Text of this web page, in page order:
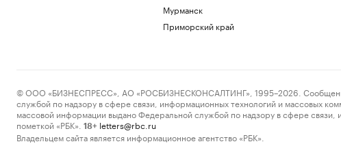
Мурманск
Приморский край
© ООО «БИЗНЕСПРЕСС», АО «РОСБИЗНЕСКОНСАЛТИНГ», 1995–2026. Сообщения и
службой по надзору в сфере связи, информационных технологий и массовых
массовой информации выдано Федеральной службой по надзору в сфере
пометкой «РБК».
18+ letters@rbc.ru
Владельцем сайта является информационное агентство «РБК».